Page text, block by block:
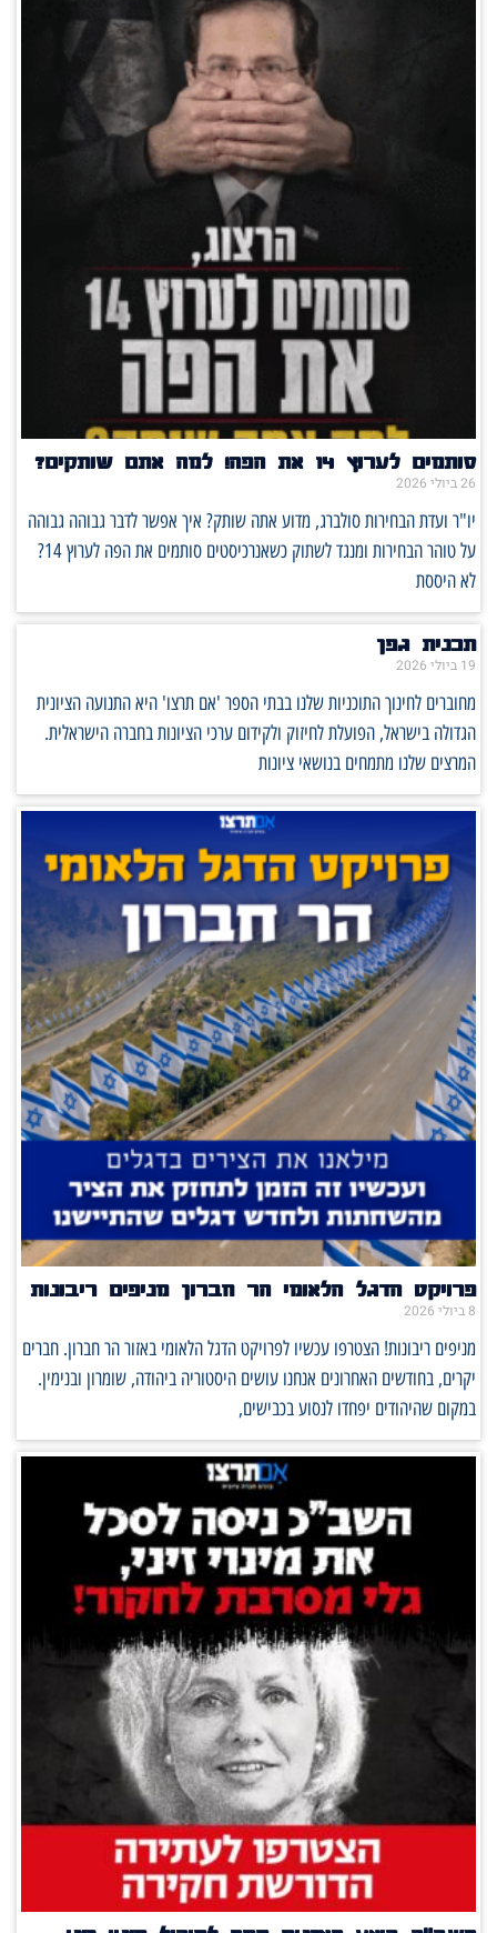
סותמים לערוץ 14 את הפה! למה אתם שותקים?
26 ביולי 2026
יו"ר ועדת הבחירות סולברג, מדוע אתה שותק? איך אפשר לדבר גבוהה גבוהה
על טוהר הבחירות ומנגד לשתוק כשאנרכיסטים סותמים את הפה לערוץ 14?
לא היססת
תכנית גפן
19 ביולי 2026
מחוברים לחינוך התוכניות שלנו בבתי הספר 'אם תרצו' היא התנועה הציונית
הגדולה בישראל, הפועלת לחיזוק ולקידום ערכי הציונות בחברה הישראלית.
המרצים שלנו מתמחים בנושאי ציונות
פרויקט הדגל הלאומי הר חברון מניפים ריבונות
8 ביולי 2026
מניפים ריבונות! הצטרפו עכשיו לפרויקט הדגל הלאומי באזור הר חברון. חברים
יקרים, בחודשים האחרונים אנחנו עושים היסטוריה ביהודה, שומרון ובנימין.
במקום שהיהודים יפחדו לנסוע בכבישים,